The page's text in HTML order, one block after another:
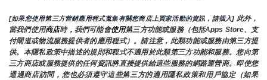
[如果您使用第三方营銷應用程式蒐集有關您商店上買家活動的資訊，請插入] 此外，
當我們使用商店時， 我們可能會使用第三方功能或服務（包括Apps Store、支
付閘道或物流服務提供者的應用程式）。請注意，此類功能或服務由第三方提
供。本隱私政策中描述的規則和程式不適用於此類第三方功能和服務。您向第
三方商店或服務提供的任何資訊將直接提供給這些服務的網路運營商。即使您
通過商店訪問，您也必須遵守這些第三方的適用隱私政策和用戶協定（如果